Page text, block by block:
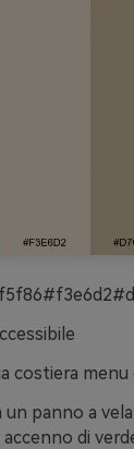
costiera menu
un panno a
di